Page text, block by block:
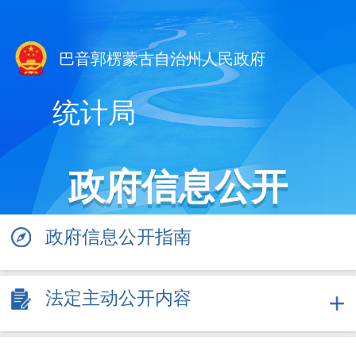
巴音郭楞蒙古自治州人民政府
统计局
政府信息公开
政府信息公开指南
法定主动公开内容